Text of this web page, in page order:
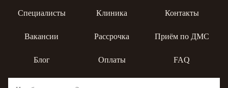
Специалисты Клиника Контакты
Вакансии Рассрочка Приём по ДМС
Блог Оплаты FAQ